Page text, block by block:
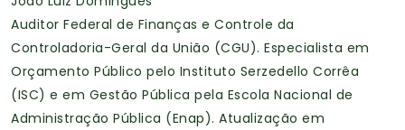
Auditor Federal de Finanças e Controle da
Controladoria-Geral da União (CGU). Especialista em
Orçamento Público pelo Instituto Serzedello Corrêa
(ISC) e em Gestão Pública pela Escola Nacional de
Administração Pública (Enap). Atualização em